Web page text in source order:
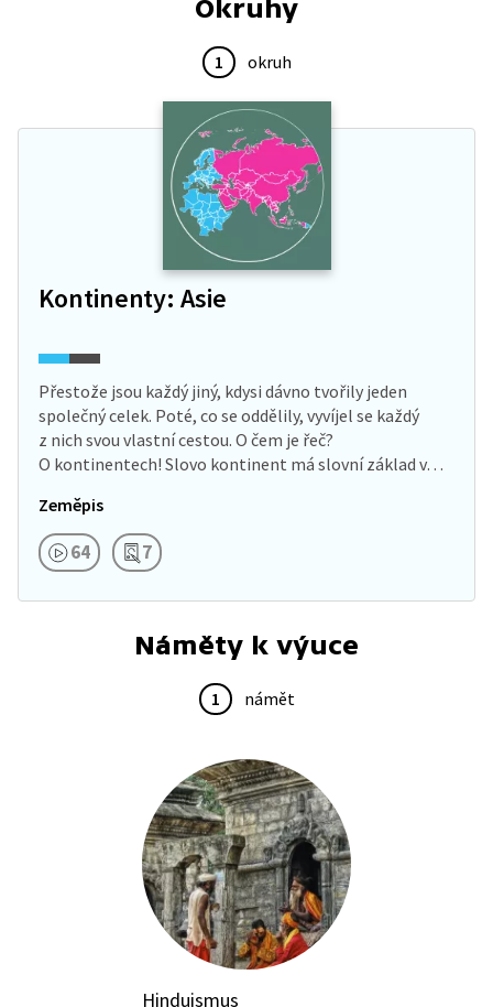
Brána do Indie, prohlédneme si rybí trh a s místními
Okruhy
1 okruh
Kontinenty: Asie
Přestože jsou každý jiný, kdysi dávno tvořily jeden
společný celek. Poté, co se oddělily, vyvíjel se každý
z nich svou vlastní cestou. O čem je řeč?
O kontinentech! Slovo kontinent má slovní základ v…
Zeměpis
64 7
Náměty k výuce
1 námět
Hinduismus